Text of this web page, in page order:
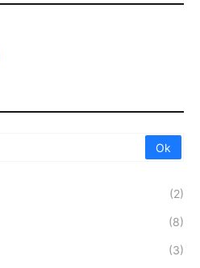
(2)
(8)
(3)